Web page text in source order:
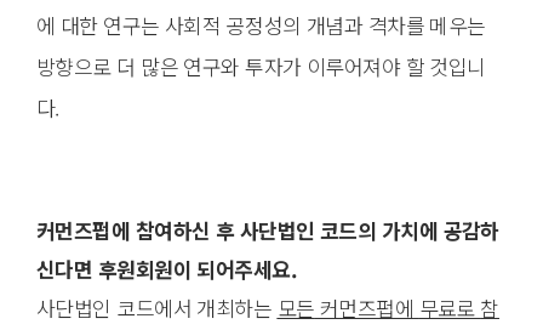
에 대한 연구는 사회적 공정성의 개념과 격차를 메우는
방향으로 더 많은 연구와 투자가 이루어져야 할 것입니
다.
커먼즈펍에 참여하신 후사단법인 코드의 가치에 공감하
신다면 후원회원이 되어주세요.
사단법인 코드에서 개최하는 모든 커먼즈펍에 무료로 참